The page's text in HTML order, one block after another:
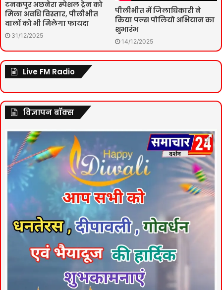
टनकपुर अछनेरा स्पेशल ट्रेन को
मिला अवधि विस्तार, पीलीभीत
वालों को भी मिलेगा फायदा
31/12/2025
पीलीभीत में जिलाधिकारी ने
किया पल्स पोलियो अभियान का
शुभारंभ
14/12/2025
Live FM Radio
विज्ञापन बॉक्स